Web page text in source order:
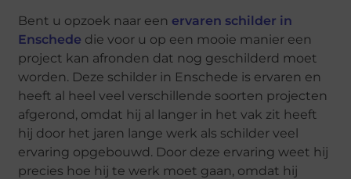
Bent u opzoek naar een ervaren schilder in
Enschede die voor u op een mooie manier een
project kan afronden dat nog geschilderd moet
worden. Deze schilder in Enschede is ervaren en
heeft al heel veel verschillende soorten projecten
afgerond, omdat hij al langer in het vak zit heeft
hij door het jaren lange werk als schilder veel
ervaring opgebouwd. Door deze ervaring weet hij
precies hoe hij te werk moet gaan, omdat hij